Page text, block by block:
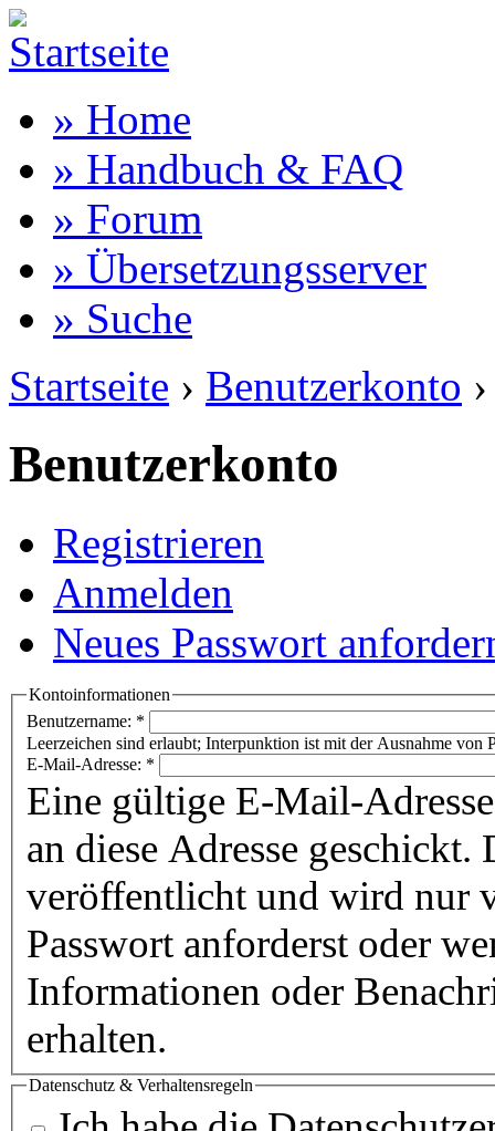
» Home
» Handbuch & FAQ
» Forum
» Übersetzungsserver
» Suche
Startseite › Benutzerkonto ›
Benutzerkonto
Registrieren
Anmelden
Neues Passwort
Kontoinformationen
Benutzername: *
Leerzeichen sind erlaubt; Interpunktion ist mit der Ausnahme von
E-Mail-Adresse: *
Eine gültige E-Mail-
an diese Adresse
veröffentlicht und wird nur
Passwort anforderst oder
Informationen oder
erhalten.
Datenschutz & Verhaltensregeln